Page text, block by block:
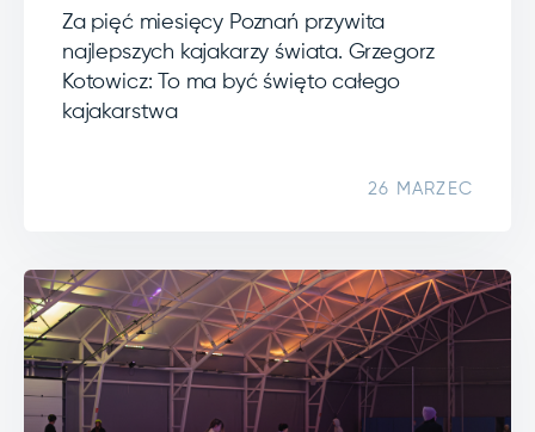
Za pięć miesięcy Poznań przywita
najlepszych kajakarzy świata. Grzegorz
Kotowicz: To ma być święto całego
kajakarstwa
26 MARZEC